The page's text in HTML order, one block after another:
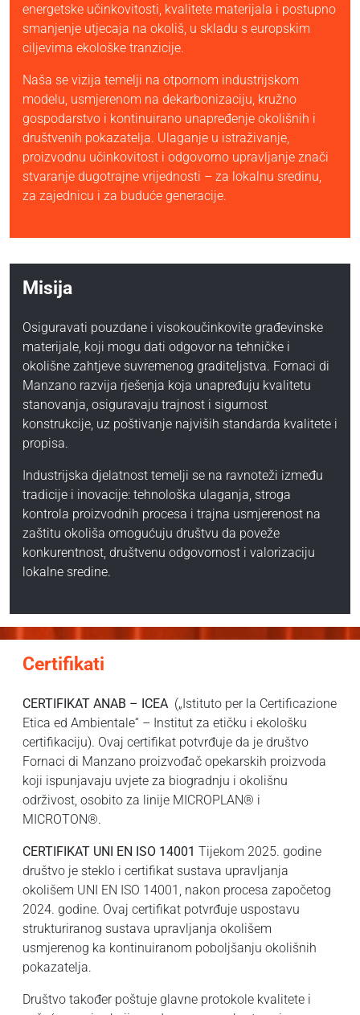
energetske učinkovitosti, kvalitete materijala i postupno
smanjenje utjecaja na okoliš, u skladu s europskim
ciljevima ekološke tranzicije.
Naša se vizija temelji na otpornom industrijskom
modelu, usmjerenom na dekarbonizaciju, kružno
gospodarstvo i kontinuirano unapređenje okolišnih i
društvenih pokazatelja. Ulaganje u istraživanje,
proizvodnu učinkovitost i odgovorno upravljanje znači
stvaranje dugotrajne vrijednosti – za lokalnu sredinu,
za zajednicu i za buduće generacije.
Misija
Osiguravati pouzdane i visokoučinkovite građevinske
materijale, koji mogu dati odgovor na tehničke i
okolišne zahtjeve suvremenog graditeljstva. Fornaci di
Manzano razvija rješenja koja unapređuju kvalitetu
stanovanja, osiguravaju trajnost i sigurnost
konstrukcije, uz poštivanje najviših standarda kvalitete i
propisa.
Industrijska djelatnost temelji se na ravnoteži između
tradicije i inovacije: tehnološka ulaganja, stroga
kontrola proizvodnih procesa i trajna usmjerenost na
zaštitu okoliša omogućuju društvu da poveže
konkurentnost, društvenu odgovornost i valorizaciju
lokalne sredine.
Certifikati
CERTIFIKAT ANAB – ICEA („Istituto per la Certificazione
Etica ed Ambientale“ – Institut za etičku i ekološku
certifikaciju). Ovaj certifikat potvrđuje da je društvo
Fornaci di Manzano proizvođač opekarskih proizvoda
koji ispunjavaju uvjete za biogradnju i okolišnu
održivost, osobito za linije MICROPLAN® i
MICROTON®.
CERTIFIKAT UNI EN ISO 14001 Tijekom 2025. godine
društvo je steklo i certifikat sustava upravljanja
okolišem UNI EN ISO 14001, nakon procesa započetog
2024. godine. Ovaj certifikat potvrđuje uspostavu
strukturiranog sustava upravljanja okolišem
usmjerenog ka kontinuiranom poboljšanju okolišnih
pokazatelja.
Društvo također poštuje glavne protokole kvalitete i